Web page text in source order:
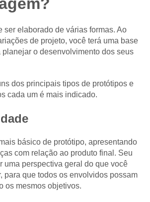
ser elaborado de várias formas. Ao
de projeto, você terá uma base
planejar o desenvolvimento dos seus
dos principais tipos de protótipos e
cada um é mais indicado.
básico de protótipo, apresentando
com relação ao produto final. Seu
uma perspectiva geral do que você
para que todos os envolvidos possam
os mesmos objetivos.